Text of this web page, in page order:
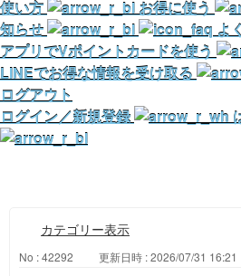
使い方
お得に使う
知らせ
よ
アプリでVポイントカードを使う
LINEでお得な情報を受け取る
ログアウト
ログイン／新規登録
カテゴリー表示
No : 42292 更新日時 : 2026/07/31 16:21